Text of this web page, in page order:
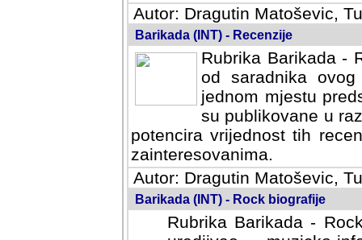
Autor: Dragutin Matoševic,
Barikada (INT) - Recenzije
Rubrika Barikada -
od saradnika
jednom mjestu
su publikovane u
potencira vrijednost tih
zainteresovanima.
Autor: Dragutin Matoševic,
Barikada (INT) - Rock biografije
Rubrika Barikada -